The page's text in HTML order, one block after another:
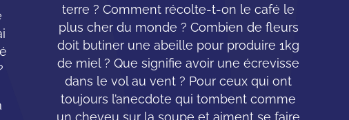
terre ? Comment récolte-t-on le café le
plus cher du monde ? Combien de fleurs
doit butiner une abeille pour produire 1kg
de miel ? Que signifie avoir une écrevisse
dans le vol au vent ? Pour ceux qui ont
toujours l’anecdote qui tombent comme